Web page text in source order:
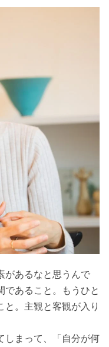
があるなと思うんで
であること。もうひと
。主観と客観が入り
しまって、「自分が何